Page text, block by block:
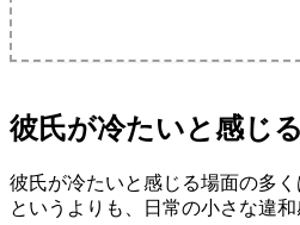
彼氏が冷たいと感じ
彼氏が冷たいと感じる場面の多く
というよりも、日常の小さな違和